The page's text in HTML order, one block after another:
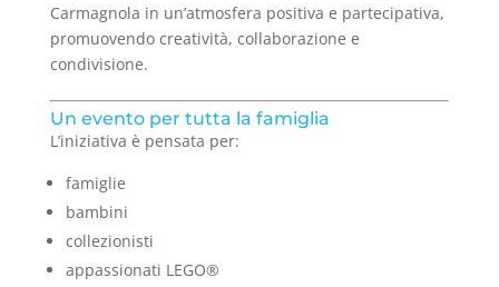
Carmagnola in un’atmosfera positiva e partecipativa,
promuovendo creatività, collaborazione e
condivisione.
Un evento per tutta la famiglia
L’iniziativa è pensata per:
famiglie
bambini
collezionisti
appassionati LEGO®